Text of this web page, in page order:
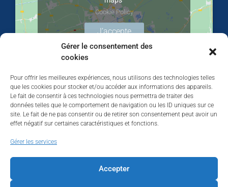
Gérer le consentement des
cookies
Pour offrir les meilleures expériences, nous utilisons des technologies telles
que les cookies pour stocker et/ou accéder aux informations des appareils.
Le fait de consentir à ces technologies nous permettra de traiter des
données telles que le comportement de navigation ou les ID uniques sur ce
site. Le fait de ne pas consentir ou de retirer son consentement peut avoir un
effet négatif sur certaines caractéristiques et fonctions.
Gérer les services
Accepter
Cookie Policy
J’accepte